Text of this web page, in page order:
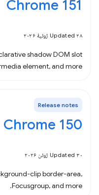
Chrome 151
Updated ۲۸ ژوئیهٔ ۲۰۲۶
shadow DOM slot
element, and more.
Release notes
Chrome 150
Updated ۳۰ ژوئن ۲۰۲۶
clip border-area,
Focusgroup, and more.